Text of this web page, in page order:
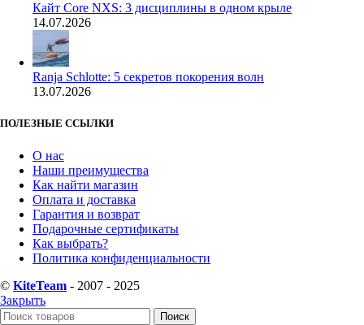
Кайт Core NXS: 3 дисциплины в одном крыле
14.07.2026
Ranja Schlotte: 5 секретов покорения волн
13.07.2026
ПОЛЕЗНЫЕ ССЫЛКИ
О нас
Наши преимущества
Как найти магазин
Оплата и доставка
Гарантия и возврат
Подарочные сертификаты
Как выбрать?
Политика конфиденциальности
© KiteTeam - 2007 - 2025
Закрыть
Поиск